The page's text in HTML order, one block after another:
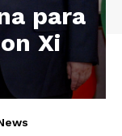
para
Xi